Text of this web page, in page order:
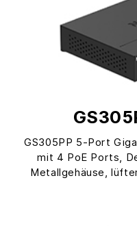
GS305PP 5-Port
mit 4 PoE Ports,
Metallgehäuse,